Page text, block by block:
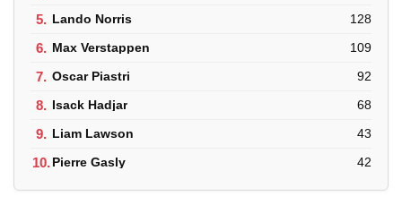
5. Lando Norris 128
6. Max Verstappen 109
7. Oscar Piastri 92
8. Isack Hadjar 68
9. Liam Lawson 43
10.Pierre Gasly 42